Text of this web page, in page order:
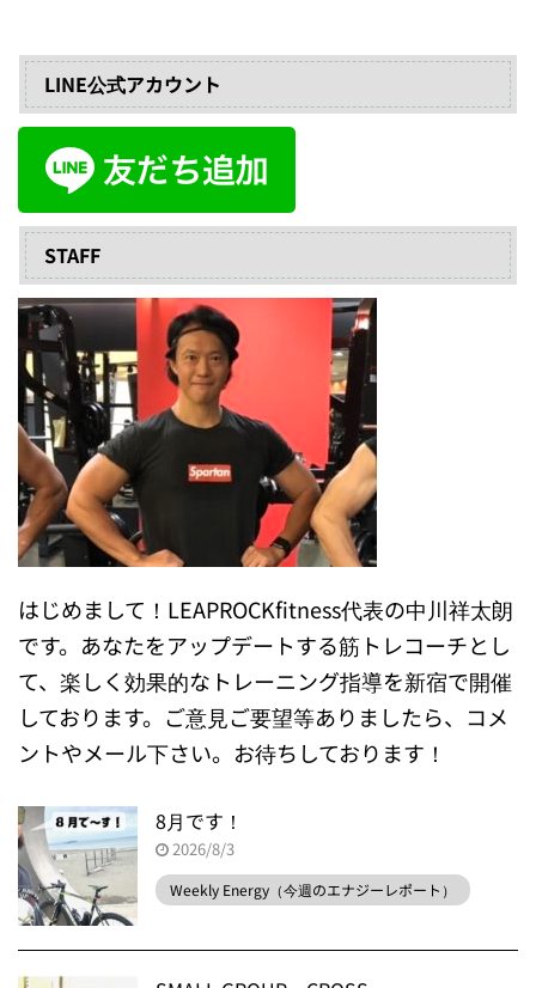
LINE公式アカウント
STAFF
はじめまして！LEAPROCKfitness代表の中川祥太朗
です。あなたをアップデートする筋トレコーチとし
て、楽しく効果的なトレーニング指導を新宿で開催
しております。ご意見ご要望等ありましたら、コメ
ントやメール下さい。お待ちしております！
8月です！
2026/8/3
Weekly Energy（今週のエナジーレポート）